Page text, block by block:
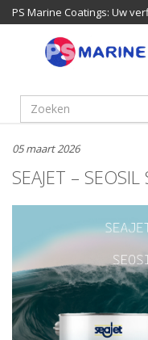
PS Marine Coatings: Uw
05 maart 2026
SEAJET – SEOSIL